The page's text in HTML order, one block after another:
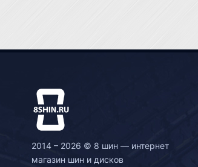
2014 – 2026 © 8 шин — интернет
магазин шин и дисков